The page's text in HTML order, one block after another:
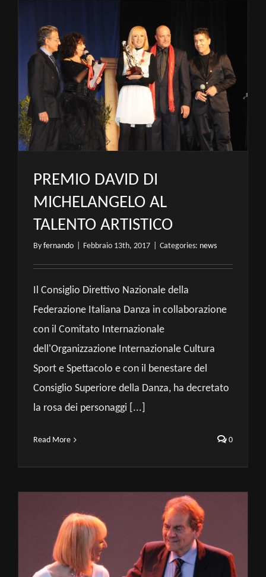
PREMIO DAVID DI
MICHELANGELO AL
TALENTO ARTISTICO
By fernando Febbraio 13th, 2017 Categories: news
Il Consiglio Direttivo Nazionale della
Federazione Italiana Danza in collaborazione
con il Comitato Internazionale
dell'Organizzazione Internazionale Cultura
Sport e Spettacolo e con il benestare del
Consiglio Superiore della Danza, ha decretato
la rosa dei personaggi [...]
Read More 0